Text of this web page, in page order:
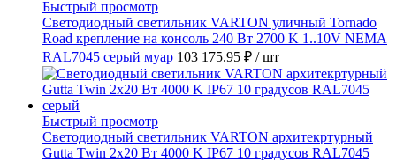
Быстрый просмотр
Светодиодный светильник VARTON уличный Tornado
Road крепление на консоль 240 Вт 2700 K 1..10V NEMA
RAL7045 серый муар 103 175.95 ₽ / шт
Быстрый просмотр
Светодиодный светильник VARTON архитекртурный
Gutta Twin 2x20 Вт 4000 K IP67 10 градусов RAL7045